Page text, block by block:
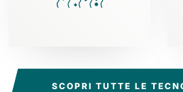
SCOPRI TUTTE LE